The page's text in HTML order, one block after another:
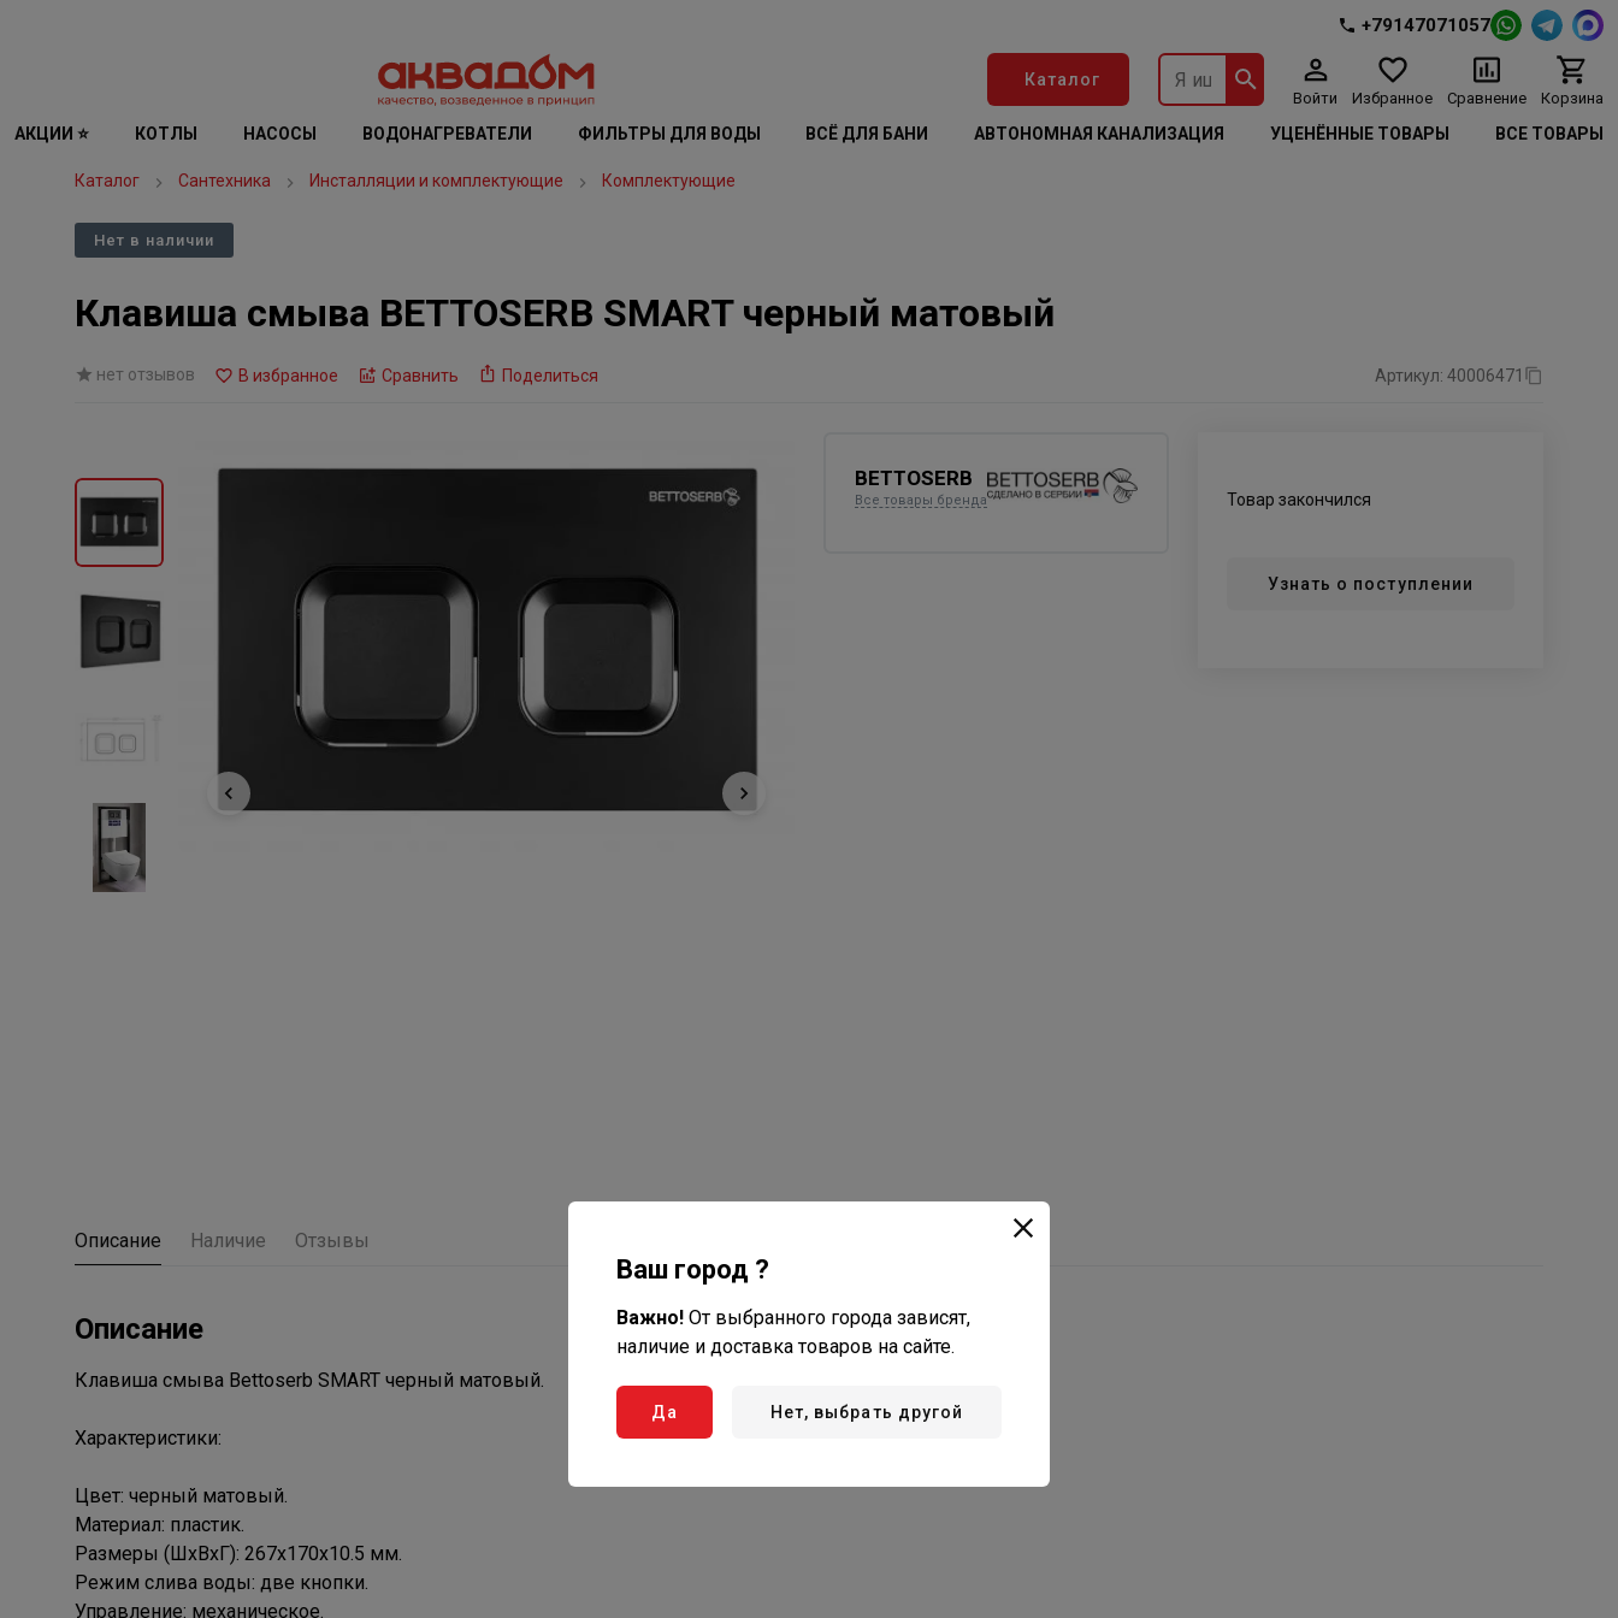
+79147071057
Каталог
Войти Избранное Сравнение Корзина
АКЦИИ ⭐ КОТЛЫ НАСОСЫ ВОДОНАГРЕВАТЕЛИ ФИЛЬТРЫ ДЛЯ ВОДЫ ВСЁ ДЛЯ БАНИ АВТОНОМНАЯ КАНАЛИЗАЦИЯ УЦЕНЁННЫЕ ТОВАРЫ ВСЕ ТОВАРЫ
Каталог Сантехника Инсталляции и комплектующие Комплектующие
Нет в наличии
Клавиша смыва BETTOSERB SMART черный матовый
нет отзывов В избранное Сравнить Поделиться Артикул: 40006471
BETTOSERB
Все товары бренда Товар закончился
Узнать о поступлении
Описание Наличие Отзывы
Описание
Клавиша смыва Bettoserb SMART черный матовый.
Характеристики:
Цвет: черный матовый.
Материал: пластик.
Размеры (ШxВхГ): 267х170х10.5 мм.
Режим слива воды: две кнопки.
Управление: механическое.
Ваш город ?
Важно! От выбранного города зависят,
наличие и доставка товаров на сайте.
Да Нет, выбрать другой